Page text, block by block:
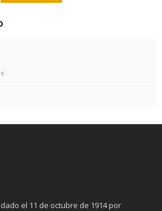
el 11 de octubre de 1914 por